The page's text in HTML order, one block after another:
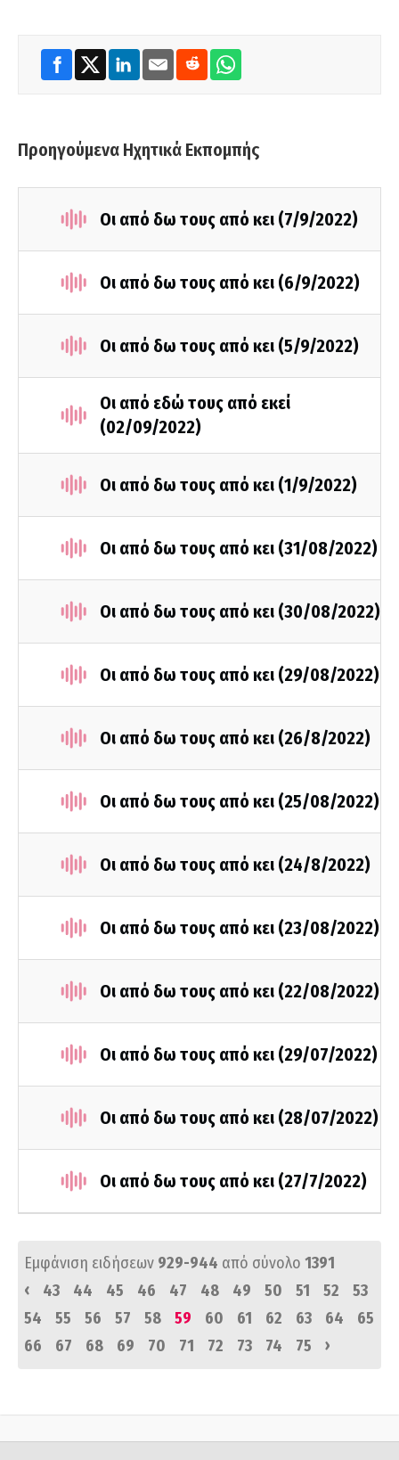
Προηγούμενα Ηχητικά Εκπομπής
Οι από δω τους από κει (7/9/2022)
Οι από δω τους από κει (6/9/2022)
Οι από δω τους από κει (5/9/2022)
Οι από εδώ τους από εκεί
(02/09/2022)
Οι από δω τους από κει (1/9/2022)
Οι από δω τους από κει (31/08/2022)
Οι από δω τους από κει (30/08/2022)
Οι από δω τους από κει (29/08/2022)
Οι από δω τους από κει (26/8/2022)
Οι από δω τους από κει (25/08/2022)
Οι από δω τους από κει (24/8/2022)
Οι από δω τους από κει (23/08/2022)
Οι από δω τους από κει (22/08/2022)
Οι από δω τους από κει (29/07/2022)
Οι από δω τους από κει (28/07/2022)
Οι από δω τους από κει (27/7/2022)
Εμφάνιση ειδήσεων 929-944 από σύνολο 1391
‹
43 44 45 46 47 48 49 50 51 52
53
54
55 56 57 58 59 60 61 62 63 64
65
66
67 68 69 70 71 72 73 74 75 ›